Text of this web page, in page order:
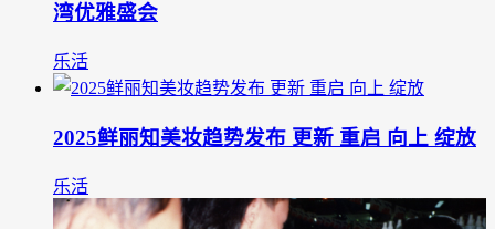
湾优雅盛会
乐活
2025鲜丽知美妆趋势发布 更新 重启 向上 绽放
乐活